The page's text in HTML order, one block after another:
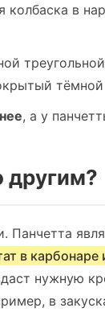
колбаска в
тёмной
, а у
другим?
в
нужную
в